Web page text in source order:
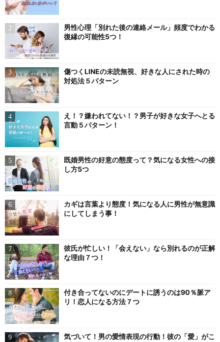
男性心理「別れた後の連絡メール」頻度でわかる
復縁の可能性5つ！
傷つくLINEの未読無視、好きな人にされた時の
対処法５パターン
え！？嫌われてない！？男子が好きな女子へとる
言動５パターン！
既婚男性の好意の態度って？気になる女性への接
し方5つ
カギは言葉より態度！気になる人に男性が無意識
にしてしまう事！
彼氏が忙しい！「会えない」なら別れるのが正解
な理由７つ！
付き合ってないのにデートに誘うのは90％脈ア
リ！恋人になる方法７つ
気づいて！男の愛情表現の行動！彼の「愛」がこ